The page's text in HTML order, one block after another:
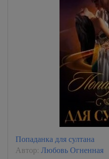
Попаданка для султана
Автор: Любовь Огненная